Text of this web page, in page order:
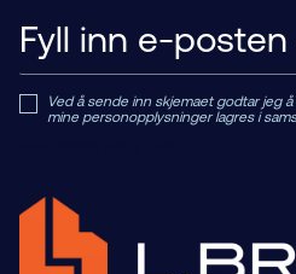
Ved å sende inn skjemaet godtar jeg
mine personopplysninger lagres i